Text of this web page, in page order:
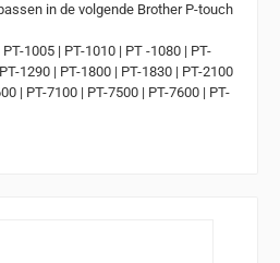
in de volgende Brother P-touch
1005 | PT-1010 | PT -1080 | PT-
1290 | PT-1800 | PT-1830 | PT-2100
| PT-7100 | PT-7500 | PT-7600 | PT-